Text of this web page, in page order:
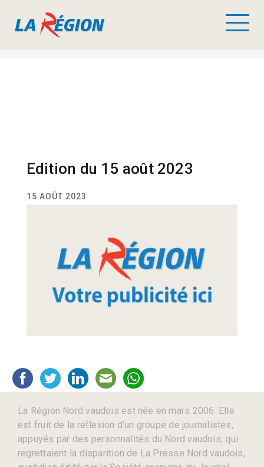
Edition du 15 août 2023
15 AOÛT 2023
La Région Nord vaudois est née en mars 2006. Elle
est fruit de la réflexion d’un groupe de journalistes,
appuyés par des personnalités du Nord vaudois, qui
regrettaient la disparition de La Presse Nord vaudois,